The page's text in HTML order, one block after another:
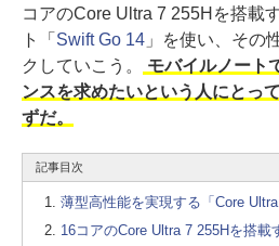
コアのCore Ultra 7 255Hを搭載
ト「 Swift Go 14」を使い、その
クしていこう。
モバイルノート
ンスを求めたいという人にとっ
ずだ。
記事目次
薄型高性能を実現する「Core
16コアのCore Ultra 7 255Hを搭載